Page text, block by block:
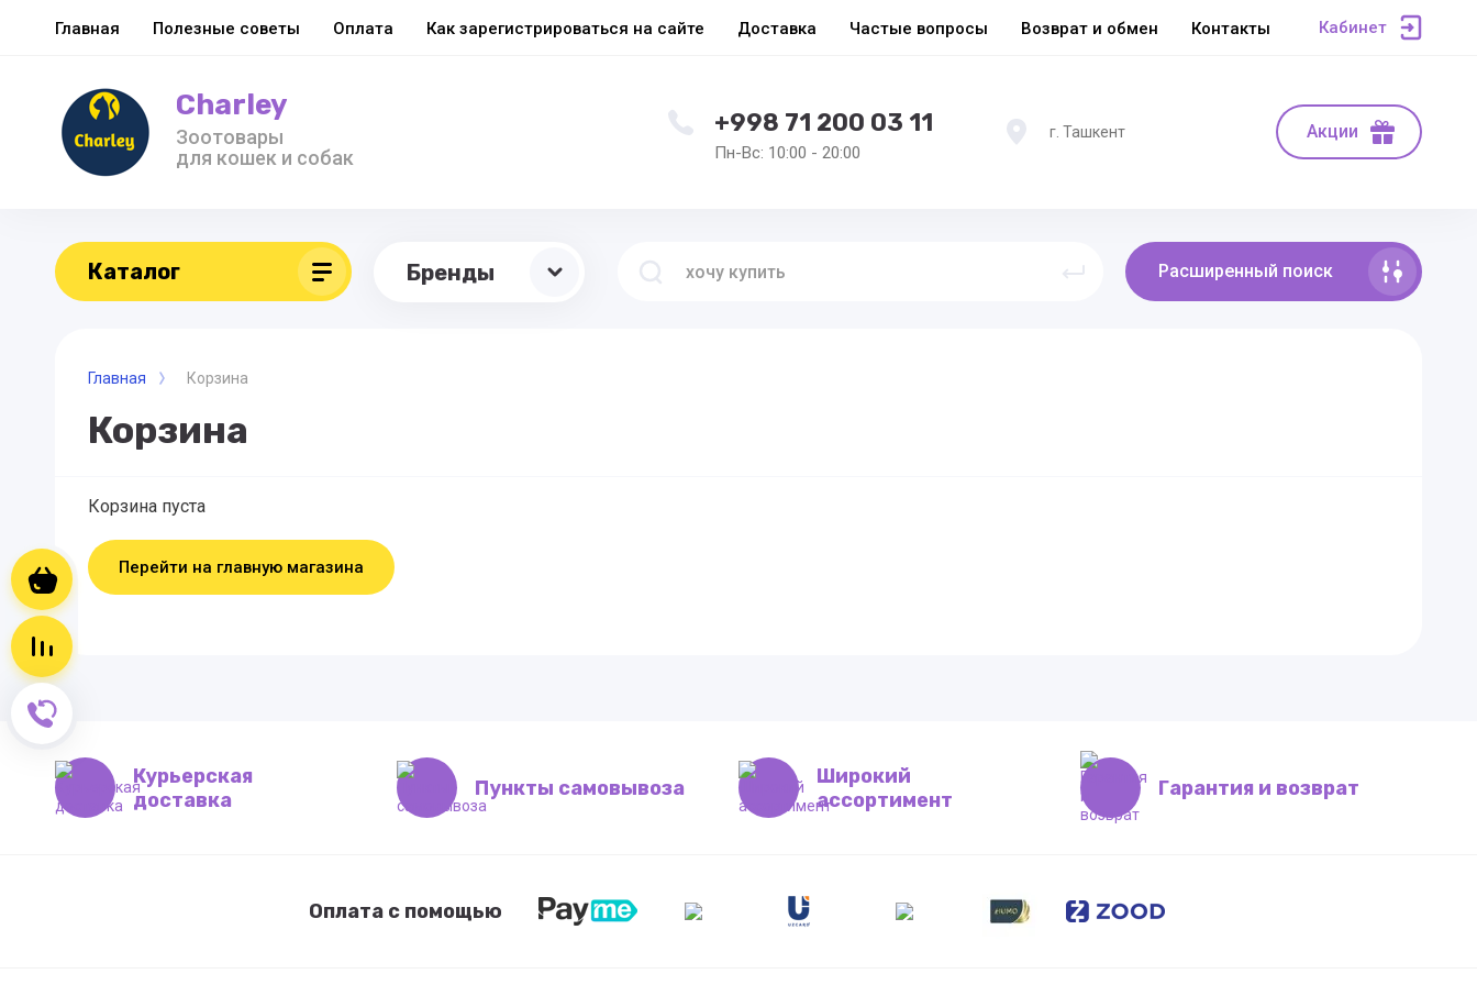
Корзина пуста
Главная Полезные советы Оплата Как зарегистрироваться на сайте Доставка Частые вопросы Возврат и обмен Контакты Кабинет
Charley
Зоотовары
для кошек и собак
+998 71 200 03 11
Пн-Вс: 10:00 - 20:00
г. Ташкент Акции
Каталог Бренды Расширенный поиск
Главная Корзина
Корзина
Корзина пуста
Перейти на главную магазина
Курьерская
доставка
Пункты самовывоза
Широкий
ассортимент
Гарантия и возврат
Оплата с помощью